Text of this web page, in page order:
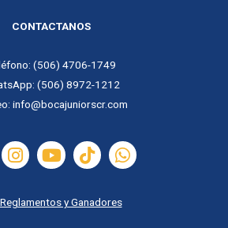
CONTACTANOS
(506) 4706-1749
(506) 8972-1212
info@bocajuniorscr.com
y Ganadores